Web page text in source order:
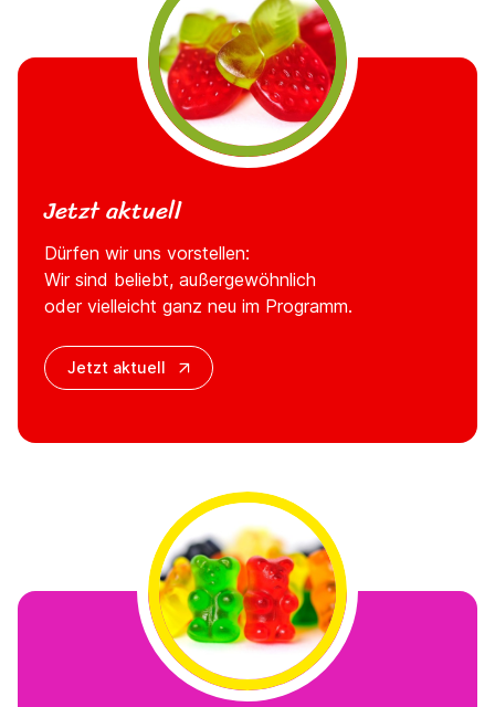
Jetzt aktuell
Dürfen wir uns vorstellen:
Wir sind beliebt, außergewöhnlich
oder vielleicht ganz neu im Programm.
Jetzt aktuell